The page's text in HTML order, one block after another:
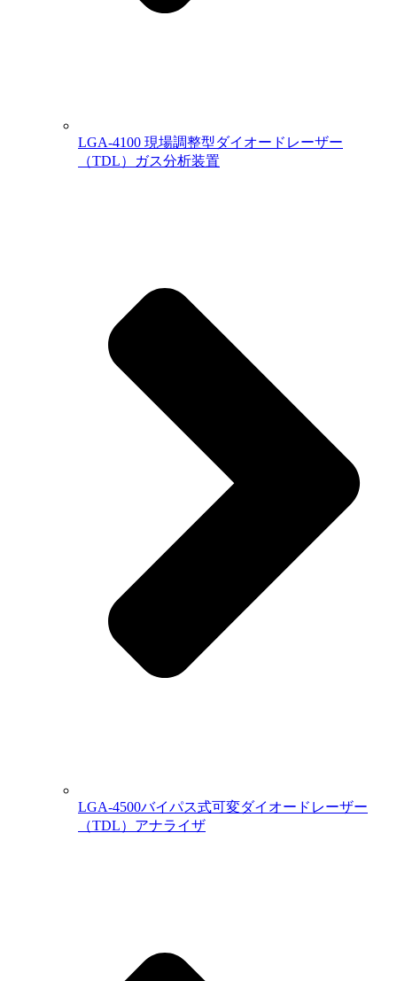
LGA-4100 現場調整型ダイオードレーザー
（TDL）ガス分析装置
LGA-4500バイパス式可変ダイオードレーザー
（TDL）アナライザ